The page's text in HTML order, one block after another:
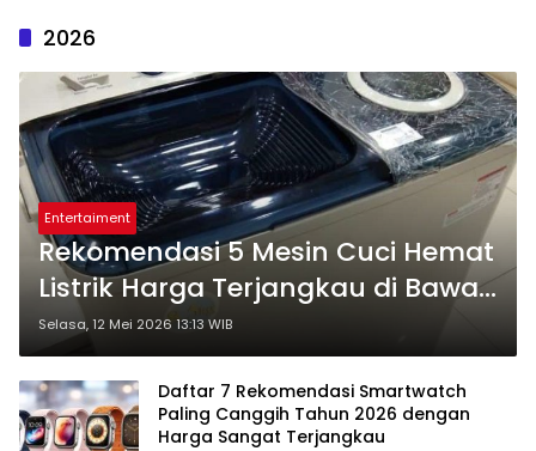
2026
Entertaiment
Rekomendasi 5 Mesin Cuci Hemat
Listrik Harga Terjangkau di Bawah
3 Juta Edisi 2026
Selasa, 12 Mei 2026 13:13 WIB
Daftar 7 Rekomendasi Smartwatch
Paling Canggih Tahun 2026 dengan
Harga Sangat Terjangkau